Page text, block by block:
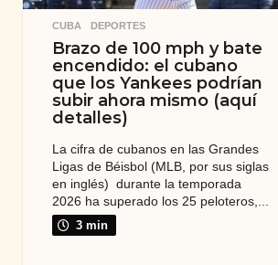
CUBA ,DEPORTES
Brazo de 100 mph y bate
encendido: el cubano
que los Yankees podrían
subir ahora mismo (aquí
detalles)
La cifra de cubanos en las Grandes
Ligas de Béisbol (MLB, por sus siglas
en inglés) durante la temporada
2026 ha superado los 25 peloteros,...
3 min